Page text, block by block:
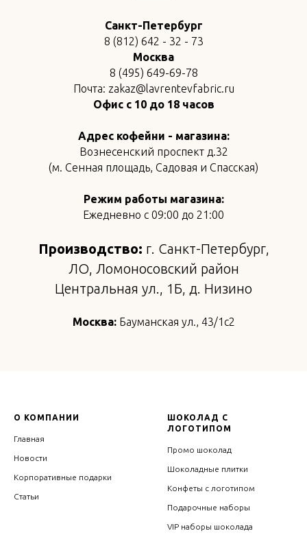
Санкт-Петербург
8 (812) 642 - 32 - 73
Москва
8 (495) 649-69-78
Почта: zakaz@lavrentevfabric.ru
Офис с 10 до 18 часов
Адрес кофейни - магазина:
Вознесенский проспект д.32
(м. Сенная площадь, Садовая и Спасская)
Режим работы магазина:
Ежедневно с 09:00 до 21:00
Производство: г. Санкт-Петербург,
ЛО, Ломоносовский район
Центральная ул., 1Б, д. Низино
Москва:Бауманская ул., 43/1с2
О КОМПАНИИ
Главная
Новости
Корпоративные подарки
Статьи
ШОКОЛАД С
ЛОГОТИПОМ
Промо шоколад
Шоколадные плитки
Конфеты с логотипом
Подарочные наборы
VIP наборы шоколада